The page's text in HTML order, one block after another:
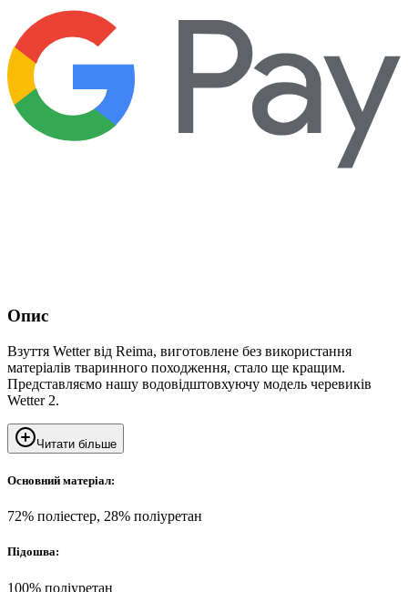
Опис
Взуття Wetter від Reima, виготовлене без використання
матеріалів тваринного походження, стало ще кращим.
Представляємо нашу водовідштовхуючу модель черевиків
Wetter 2.
Читати більше
Основний матеріал:
72% поліестер, 28% поліуретан
Підошва:
100% поліуретан